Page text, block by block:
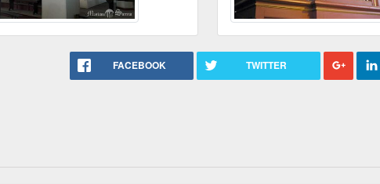
FACEBOOK TWITTER